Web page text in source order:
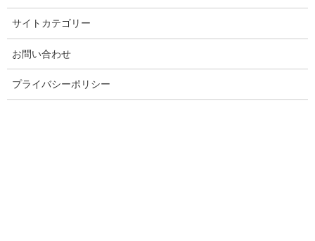
Threads Hatena LINE
Copy
サイトカテゴリー
お問い合わせ
プライバシーポリシー